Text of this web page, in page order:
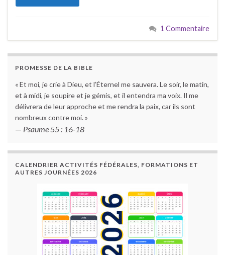
1 Commentaire
PROMESSE DE LA BIBLE
« Et moi, je crie à Dieu, et l’Éternel me sauvera. Le soir, le matin,
et à midi, je soupire et je gémis, et il entendra ma voix. Il me
délivrera de leur approche et me rendra la paix, car ils sont
nombreux contre moi. »
— Psaume 55 : 16-18
CALENDRIER ACTIVITÉS FÉDÉRALES, FORMATIONS ET
AUTRES JOURNÉES 2026